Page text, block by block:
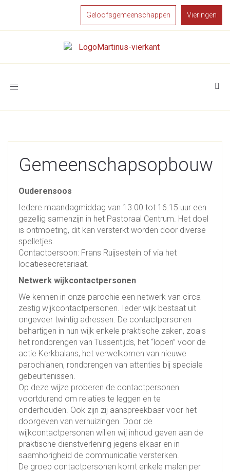
Geloofsgemeenschappen Vieringen
Toggle
Gemeenschapsopbouw
Ouderensoos
Iedere maandagmiddag van 13.00 tot 16.15 uur een
gezellig samenzijn in het Pastoraal Centrum. Het doel
is ontmoeting, dit kan versterkt worden door diverse
spelletjes.
Contactpersoon: Frans Ruijsestein of via het
locatiesecretariaat.
Netwerk wijkcontactpersonen
We kennen in onze parochie een netwerk van circa
zestig wijkcontactpersonen. Ieder wijk bestaat uit
ongeveer twintig adressen. De contactpersonen
behartigen in hun wijk enkele praktische zaken, zoals
het rondbrengen van Tussentijds, het “lopen” voor de
actie Kerkbalans, het verwelkomen van nieuwe
parochianen, rondbrengen van attenties bij speciale
gebeurtenissen.
Op deze wijze proberen de contactpersonen
voortdurend om relaties te leggen en te
onderhouden. Ook zijn zij aanspreekbaar voor het
doorgeven van verhuizingen. Door de
wijkcontactpersonen willen wij inhoud geven aan de
praktische dienstverlening jegens elkaar en in
saamhorigheid de communicatie versterken.
De groep contactpersonen komt enkele malen per